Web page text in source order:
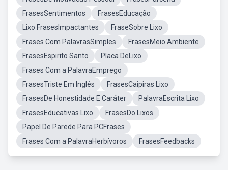
FrasesSentimentos
FrasesEducação
Lixo FrasesImpactantes
FraseSobre Lixo
Frases Com PalavrasSimples
FrasesMeio Ambiente
FrasesEspirito Santo
Placa DeLixo
Frases Com a PalavraEmprego
FrasesTriste Em Inglês
FrasesCaipiras Lixo
FrasesDe Honestidade E Caráter
PalavraEscrita Lixo
FrasesEducativas Lixo
FrasesDo Lixos
Papel De Parede Para PCFrases
Frases Com a PalavraHerbívoros
FrasesFeedbacks